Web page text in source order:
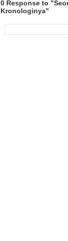
0 Response to
Kronologinya"